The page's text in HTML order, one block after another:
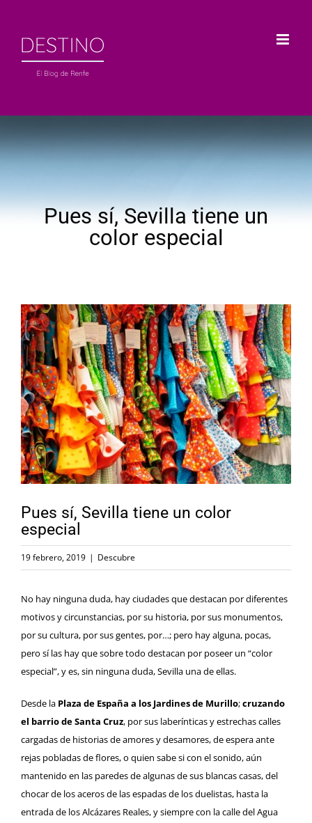
contenido
Pues sí, Sevilla tiene un
color especial
Ver
imagen
más
grande
Pues sí, Sevilla tiene un color
especial
19 febrero, 2019 | Descubre
No hay ninguna duda, hay ciudades que destacan por diferentes
motivos y circunstancias, por su historia, por sus monumentos,
por su cultura, por sus gentes, por…; pero hay alguna, pocas,
pero sí las hay que sobre todo destacan por poseer un “color
especial”, y es, sin ninguna duda, Sevilla una de ellas.
Desde la Plaza de España a los Jardines de Murillo;cruzando
el barrio de Santa Cruz, por sus laberínticas y estrechas calles
cargadas de historias de amores y desamores, de espera ante
rejas pobladas de flores, o quien sabe si con el sonido, aún
mantenido en las paredes de algunas de sus blancas casas, del
chocar de los aceros de las espadas de los duelistas, hasta la
entrada de los Alcázares Reales, y siempre con la calle del Agua